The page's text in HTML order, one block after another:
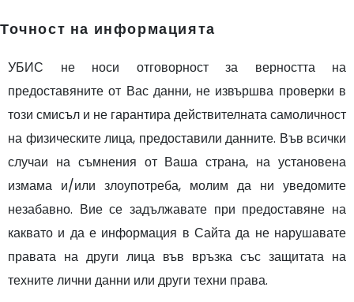
Точност на информацията
УБИС не носи отговорност за верността на
предоставяните от Вас данни, не извършва проверки в
този смисъл и не гарантира действителната самоличност
на физическите лица, предоставили данните. Във всички
случаи на съмнения от Ваша страна, на установена
измама и/или злоупотреба, молим да ни уведомите
незабавно. Вие се задължавате при предоставяне на
каквато и да е информация в Сайта да не нарушавате
правата на други лица във връзка със защитата на
техните лични данни или други техни права.